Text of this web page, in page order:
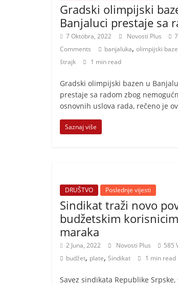
Gradski olimpijski
Banjaluci prestaje sa
7 Oktobra, 2022 Novosti Plus
Comments
banjaluka, olimpijski
štrajk 1 min read
Gradski olimpijski bazen u
prestaje sa radom zbog
osnovnih uslova rada, rečeno je
Saznaj više
DRUŠTVO Poslednje vijesti
Sindikat traži novo
budžetskim
maraka
2 Juna, 2022 Novosti Plus 585
budžet, plate, Sindikat 1 min read
Savez sindikata Republike